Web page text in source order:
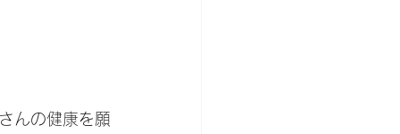
んの健康を願